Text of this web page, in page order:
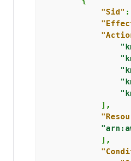
"Sid" :
            ],
            ],